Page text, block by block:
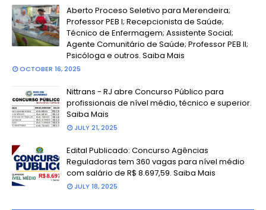
Aberto Proceso Seletivo para Merendeira;
Professor PEB I; Recepcionista de Saúde;
Técnico de Enfermagem; Assistente Social;
Agente Comunitário de Saúde; Professor PEB II;
Psicóloga e outros. Saiba Mais
OCTOBER 16, 2025
Nittrans - RJ abre Concurso Público para
profissionais de nível médio, técnico e superior.
Saiba Mais
JULY 21, 2025
Edital Publicado: Concurso Agências
Reguladoras tem 360 vagas para nível médio
com salário de R$ 8.697,59. Saiba Mais
JULY 18, 2025